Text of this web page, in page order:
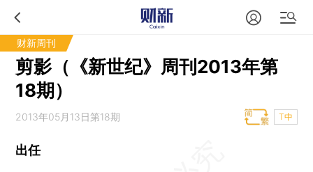
财新周刊
剪影（《新世纪》周刊2013年第
18期）
2013年05月13日第18期 T中
出任